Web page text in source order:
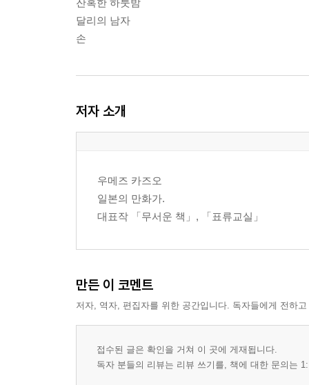
달리의 남자
손
저자 소개
우메즈 카즈오
일본의 만화가.
대표작 「무서운 책」, 「표류교실」
만든 이 코멘트
저자, 역자, 편집자를 위한 공간입니다. 독자들에게 전하
접수된 글은 확인을 거쳐 이 곳에 게재됩니다.
독자 분들의 리뷰는 리뷰 쓰기를, 책에 대한 문의는